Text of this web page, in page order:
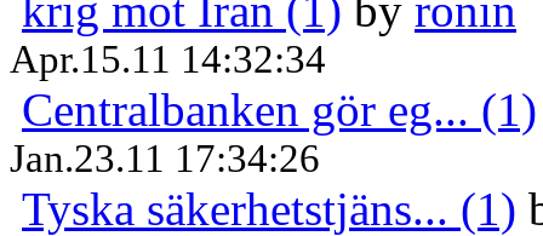
Apr.15.11 14:32:34
Centralbanken gör eg... (1)
Jan.23.11 17:34:26
Tyska säkerhetstjäns... (1)